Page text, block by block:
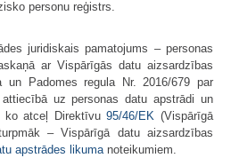
personu reģistrs.
juridiskais pamatojums – personas
ar Vispārīgās datu aizsardzības
un Padomes regula Nr. 2016/679 par
uz personas datu apstrādi un
ko atceļ Direktīvu95/46/EK (Vispārīgā
– Vispārīgā datu aizsardzības
apstrādes likuma noteikumiem.